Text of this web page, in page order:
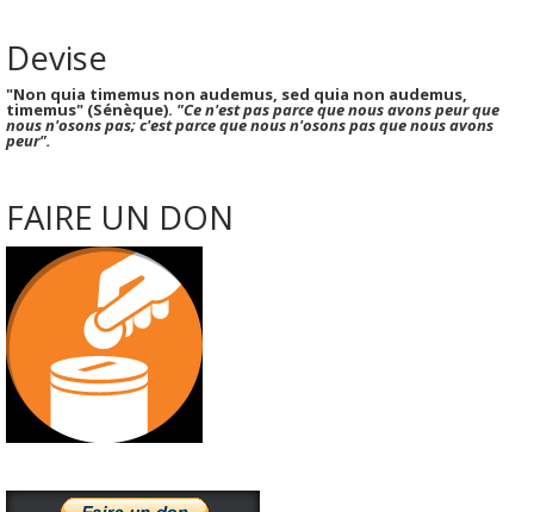
Devise
"Non quia timemus non audemus, sed quia non audemus,
timemus" (Sénèque). "Ce n'est pas parce que nous avons peur que
nous n'osons pas; c'est parce que nous n'osons pas que nous avons
peur".
FAIRE UN DON